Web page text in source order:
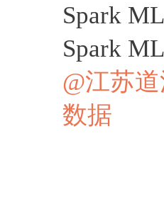
Spark
Spark
@江苏
数据